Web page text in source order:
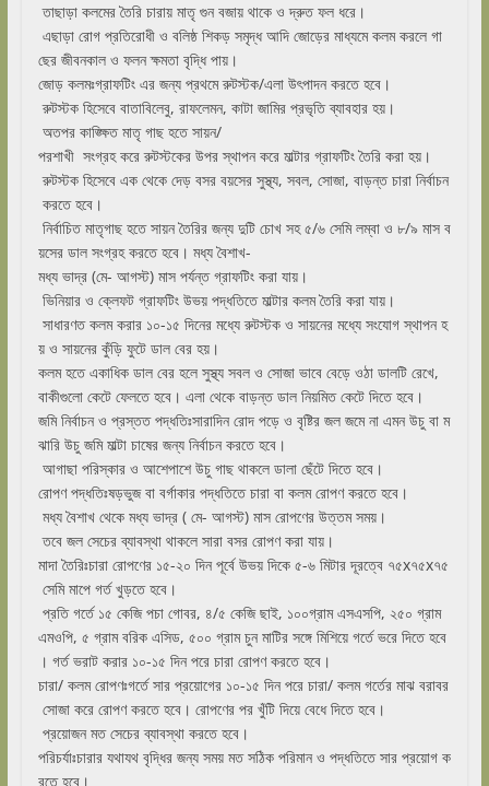
তাছাড়া কলমের তৈরি চারায় মাতৃ গুন বজায় থাকে ও দ্রুত ফল ধরে।
এছাড়া রোগ প্রতিরোধী ও বলিষ্ঠ শিকড় সমৃদ্ধ আদি জোড়ের মাধ্যমে কলম করলে গা
ছের জীবনকাল ও ফলন ক্ষমতা বৃদ্ধি পায়।
জোড় কলমঃগ্রাফটিং এর জন্য প্রথমে রুটস্টক/এলা উৎপাদন করতে হবে।
রুটস্টক হিসেবে বাতাবিলেবু, রাফলেমন, কাটা জামির প্রভৃতি ব্যাবহার হয়।
অতপর কাঙ্ক্ষিত মাতৃ গাছ হতে সায়ন/
পরশাখী সংগ্রহ করে রুটস্টকের উপর স্থাপন করে মাল্টার গ্রাফটিং তৈরি করা হয়।
রুটস্টক হিসেবে এক থেকে দেড় বসর বয়সের সুস্থ্য, সবল, সোজা, বাড়ন্ত চারা নির্বাচন
করতে হবে।
নির্বাচিত মাতৃগাছ হতে সায়ন তৈরির জন্য দুটি চোখ সহ ৫/৬ সেমি লম্বা ও ৮/৯ মাস ব
য়সের ডাল সংগ্রহ করতে হবে। মধ্য বৈশাখ-
মধ্য ভাদ্র (মে- আগস্ট) মাস পর্যন্ত গ্রাফটিং করা যায়।
ভিনিয়ার ও ক্লেফট গ্রাফটিং উভয় পদ্ধতিতে মাল্টার কলম তৈরি করা যায়।
সাধারণত কলম করার ১০-১৫ দিনের মধ্যে রুটস্টক ও সায়নের মধ্যে সংযোগ স্থাপন হ
য় ও সায়নের কুঁড়ি ফুটে ডাল বের হয়।
কলম হতে একাধিক ডাল বের হলে সুস্থ্য সবল ও সোজা ভাবে বেড়ে ওঠা ডালটি রেখে,
বাকীগুলো কেটে ফেলতে হবে। এলা থেকে বাড়ন্ত ডাল নিয়মিত কেটে দিতে হবে।
জমি নির্বাচন ও প্রস্তত পদ্ধতিঃসারাদিন রোদ পড়ে ও বৃষ্টির জল জমে না এমন উচু বা ম
ঝারি উচু জমি মাল্টা চাষের জন্য নির্বাচন করতে হবে।
আগাছা পরিস্কার ও আশেপাশে উচু গাছ থাকলে ডালা ছেঁটে দিতে হবে।
রোপণ পদ্ধতিঃষড়ভুজ বা বর্গাকার পদ্ধতিতে চারা বা কলম রোপণ করতে হবে।
মধ্য বৈশাখ থেকে মধ্য ভাদ্র ( মে- আগস্ট) মাস রোপণের উত্তম সময়।
তবে জল সেচের ব্যাবস্থা থাকলে সারা বসর রোপণ করা যায়।
মাদা তৈরিঃচারা রোপণের ১৫-২০ দিন পূর্বে উভয় দিকে ৫-৬ মিটার দূরত্বে ৭৫x৭৫x৭৫
সেমি মাপে গর্ত খুড়তে হবে।
প্রতি গর্তে ১৫ কেজি পচা গোবর, ৪/৫ কেজি ছাই, ১০০গ্রাম এসএসপি, ২৫০ গ্রাম
এমওপি, ৫ গ্রাম বরিক এসিড, ৫০০ গ্রাম চুন মাটির সঙ্গে মিশিয়ে গর্তে ভরে দিতে হবে
। গর্ত ভরাট করার ১০-১৫ দিন পরে চারা রোপণ করতে হবে।
চারা/ কলম রোপণঃগর্তে সার প্রয়োগের ১০-১৫ দিন পরে চারা/ কলম গর্তের মাঝ বরাবর
সোজা করে রোপণ করতে হবে। রোপণের পর খুঁটি দিয়ে বেধে দিতে হবে।
প্রয়োজন মত সেচের ব্যাবস্থা করতে হবে।
পরিচর্যাঃচারার যথাযথ বৃদ্ধির জন্য সময় মত সঠিক পরিমান ও পদ্ধতিতে সার প্রয়োগ ক
রতে হবে।